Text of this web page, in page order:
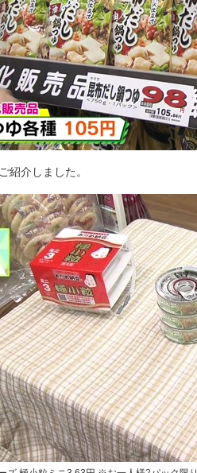
紹介しました。